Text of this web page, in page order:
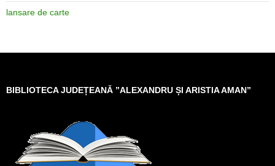
lansare de carte
BIBLIOTECA JUDEȚEANĂ ”ALEXANDRU ȘI ARISTIA AMAN”